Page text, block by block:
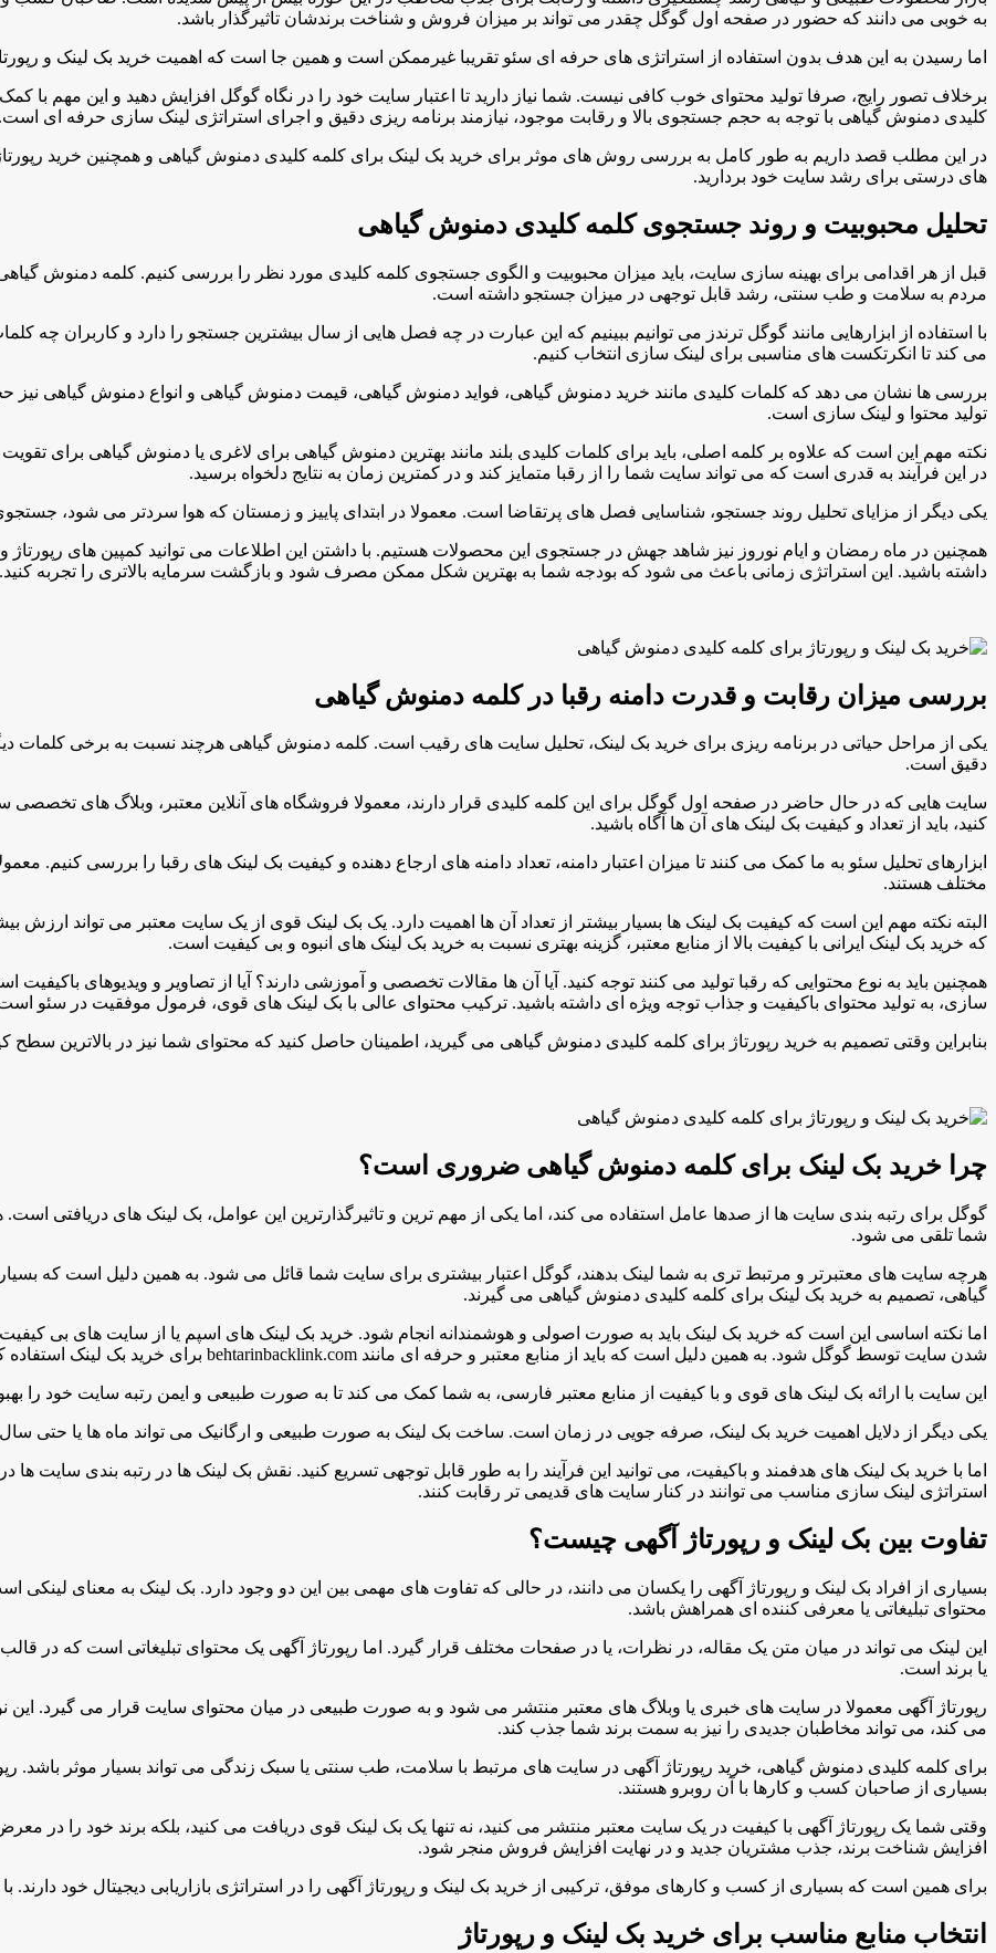
به خوبی می دانند که حضور در صفحه اول گوگل چقدر می تواند بر میزان فروش و شناخت برندشان تاثیرگذار باشد.
اما رسیدن به این هدف بدون استفاده از استراتژی های حرفه ای سئو تقریبا غیرممکن است و همین جا است که اهمیت خرید بک لینک و
برخلاف تصور رایج، صرفا تولید محتوای خوب کافی نیست. شما نیاز دارید تا اعتبار سایت خود را در نگاه گوگل افزایش دهید و این مهم با
کلیدی دمنوش گیاهی با توجه به حجم جستجوی بالا و رقابت موجود، نیازمند برنامه ریزی دقیق و اجرای استراتژی لینک سازی حرفه ای است.
در این مطلب قصد داریم به طور کامل به بررسی روش های موثر برای خرید بک لینک برای کلمه کلیدی دمنوش گیاهی و همچنین خرید رپورتاژ
های درستی برای رشد سایت خود بردارید.
تحلیل محبوبیت و روند جستجوی کلمه کلیدی دمنوش گیاهی
قبل از هر اقدامی برای بهینه سازی سایت، باید میزان محبوبیت و الگوی جستجوی کلمه کلیدی مورد نظر را بررسی کنیم. کلمه دمنوش
مردم به سلامت و طب سنتی، رشد قابل توجهی در میزان جستجو داشته است.
با استفاده از ابزارهایی مانند گوگل ترندز می توانیم ببینیم که این عبارت در چه فصل هایی از سال بیشترین جستجو را دارد و کاربران چه
می کند تا انکرتکست های مناسبی برای لینک سازی انتخاب کنیم.
بررسی ها نشان می دهد که کلمات کلیدی مانند خرید دمنوش گیاهی، فواید دمنوش گیاهی، قیمت دمنوش گیاهی و انواع دمنوش گیاهی
تولید محتوا و لینک سازی است.
نکته مهم این است که علاوه بر کلمه اصلی، باید برای کلمات کلیدی بلند مانند بهترین دمنوش گیاهی برای لاغری یا دمنوش گیاهی برای
در این فرآیند به قدری است که می تواند سایت شما را از رقبا متمایز کند و در کمترین زمان به نتایج دلخواه برسید.
یکی دیگر از مزایای تحلیل روند جستجو، شناسایی فصل های پرتقاضا است. معمولا در ابتدای پاییز و زمستان که هوا سردتر می شود،
همچنین در ماه رمضان و ایام نوروز نیز شاهد جهش در جستجوی این محصولات هستیم. با داشتن این اطلاعات می توانید کمپین های رپورتاژ
داشته باشید. این استراتژی زمانی باعث می شود که بودجه شما به بهترین شکل ممکن مصرف شود و بازگشت سرمایه بالاتری را تجربه کنید.
بررسی میزان رقابت و قدرت دامنه رقبا در کلمه دمنوش گیاهی
یکی از مراحل حیاتی در برنامه ریزی برای خرید بک لینک، تحلیل سایت های رقیب است. کلمه دمنوش گیاهی هرچند نسبت به برخی کلمات
دقیق است.
سایت هایی که در حال حاضر در صفحه اول گوگل برای این کلمه کلیدی قرار دارند، معمولا فروشگاه های آنلاین معتبر، وبلاگ های تخصصی
کنید، باید از تعداد و کیفیت بک لینک های آن ها آگاه باشید.
ابزارهای تحلیل سئو به ما کمک می کنند تا میزان اعتبار دامنه، تعداد دامنه های ارجاع دهنده و کیفیت بک لینک های رقبا را بررسی کنیم.
مختلف هستند.
البته نکته مهم این است که کیفیت بک لینک ها بسیار بیشتر از تعداد آن ها اهمیت دارد. یک بک لینک قوی از یک سایت معتبر می تواند
که خرید بک لینک ایرانی با کیفیت بالا از منابع معتبر، گزینه بهتری نسبت به خرید بک لینک های انبوه و بی کیفیت است.
همچنین باید به نوع محتوایی که رقبا تولید می کنند توجه کنید. آیا آن ها مقالات تخصصی و آموزشی دارند؟ آیا از تصاویر و ویدیوهای باکیفیت
سازی، به تولید محتوای باکیفیت و جذاب توجه ویژه ای داشته باشید. ترکیب محتوای عالی با بک لینک های قوی، فرمول موفقیت در سئو
بنابراین وقتی تصمیم به خرید رپورتاژ برای کلمه کلیدی دمنوش گیاهی می گیرید، اطمینان حاصل کنید که محتوای شما نیز در بالاترین سطح
چرا خرید بک لینک برای کلمه دمنوش گیاهی ضروری است؟
گوگل برای رتبه بندی سایت ها از صدها عامل استفاده می کند، اما یکی از مهم ترین و تاثیرگذارترین این عوامل، بک لینک های دریافتی
شما تلقی می شود.
هرچه سایت های معتبرتر و مرتبط تری به شما لینک بدهند، گوگل اعتبار بیشتری برای سایت شما قائل می شود. به همین دلیل است که
گیاهی، تصمیم به خرید بک لینک برای کلمه کلیدی دمنوش گیاهی می گیرند.
اما نکته اساسی این است که خرید بک لینک باید به صورت اصولی و هوشمندانه انجام شود. خرید بک لینک های اسپم یا از سایت های بی
شدن سایت توسط گوگل شود. به همین دلیل است که باید از منابع معتبر و حرفه ای مانند behtarinbacklink.com برای خرید بک لینک استفاده کنید.
این سایت با ارائه بک لینک های قوی و با کیفیت از منابع معتبر فارسی، به شما کمک می کند تا به صورت طبیعی و ایمن رتبه سایت خود را
یکی دیگر از دلایل اهمیت خرید بک لینک، صرفه جویی در زمان است. ساخت بک لینک به صورت طبیعی و ارگانیک می تواند ماه ها یا حتی
اما با خرید بک لینک های هدفمند و باکیفیت، می توانید این فرآیند را به طور قابل توجهی تسریع کنید. نقش بک لینک ها در رتبه بندی سایت
استراتژی لینک سازی مناسب می توانند در کنار سایت های قدیمی تر رقابت کنند.
تفاوت بین بک لینک و رپورتاژ آگهی چیست؟
بسیاری از افراد بک لینک و رپورتاژ آگهی را یکسان می دانند، در حالی که تفاوت های مهمی بین این دو وجود دارد. بک لینک به معنای
محتوای تبلیغاتی یا معرفی کننده ای همراهش باشد.
این لینک می تواند در میان متن یک مقاله، در نظرات، یا در صفحات مختلف قرار گیرد. اما رپورتاژ آگهی یک محتوای تبلیغاتی است که
یا برند است.
رپورتاژ آگهی معمولا در سایت های خبری یا وبلاگ های معتبر منتشر می شود و به صورت طبیعی در میان محتوای سایت قرار می گیرد. این
می کند، می تواند مخاطبان جدیدی را نیز به سمت برند شما جذب کند.
برای کلمه کلیدی دمنوش گیاهی، خرید رپورتاژ آگهی در سایت های مرتبط با سلامت، طب سنتی یا سبک زندگی می تواند بسیار موثر باشد.
بسیاری از صاحبان کسب و کارها با آن روبرو هستند.
وقتی شما یک رپورتاژ آگهی با کیفیت در یک سایت معتبر منتشر می کنید، نه تنها یک بک لینک قوی دریافت می کنید، بلکه برند خود را در
افزایش شناخت برند، جذب مشتریان جدید و در نهایت افزایش فروش منجر شود.
برای همین است که بسیاری از کسب و کارهای موفق، ترکیبی از خرید بک لینک و رپورتاژ آگهی را در استراتژی بازاریابی دیجیتال خود
انتخاب منابع مناسب برای خرید بک لینک و رپورتاژ